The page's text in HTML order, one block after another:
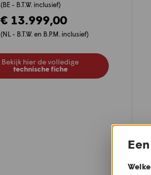
(BE - B.T.W. inclusief)
€ 13.999,00
(NL - B.T.W. en B.P.M. inclusief)
Bekijk hier de volledige
technische fiche